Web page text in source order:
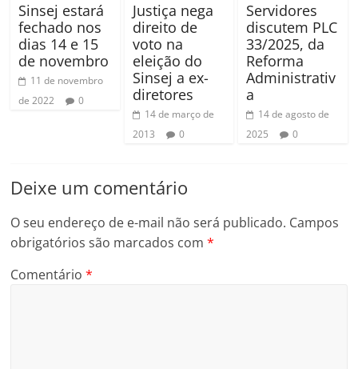
Sinsej estará
fechado nos
dias 14 e 15
de novembro
11 de novembro
de 2022
0
Justiça nega
direito de
voto na
eleição do
Sinsej a ex-
diretores
14 de março de
2013
0
Servidores
discutem PLC
33/2025, da
Reforma
Administrativ
a
14 de agosto de
2025
0
Deixe um comentário
O seu endereço de e-mail não será publicado. Campos
obrigatórios são marcados com*
Comentário*